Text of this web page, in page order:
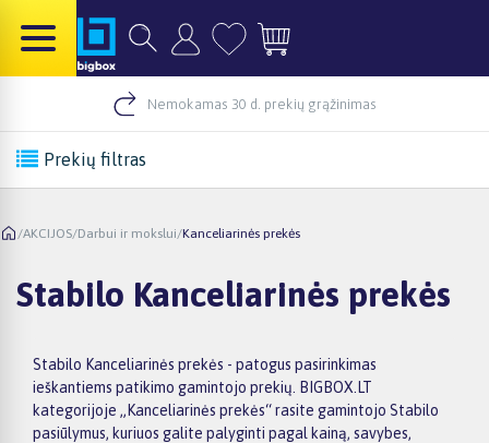
Nemokamas 30 d. prekių grąžinimas
Prekių filtras
/AKCIJOS/Darbui ir mokslui/Kanceliarinės prekės
Stabilo Kanceliarinės prekės
Stabilo Kanceliarinės prekės - patogus pasirinkimas
ieškantiems patikimo gamintojo prekių. BIGBOX.LT
kategorijoje „Kanceliarinės prekės“ rasite gamintojo Stabilo
pasiūlymus, kuriuos galite palyginti pagal kainą, savybes,